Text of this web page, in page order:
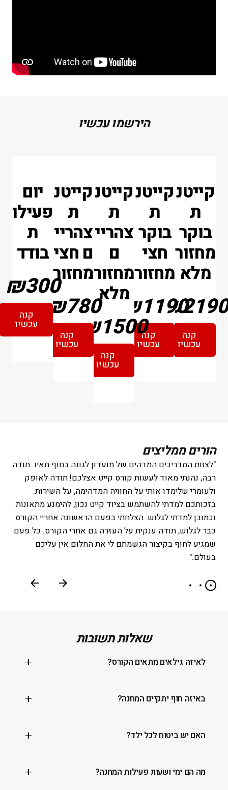
הירשמו עכשיו
קייטנ
ת
בוקר
מחזור
מלא
₪2190
קנה
עכשיו
קייטנ
ת
בוקר
חצי
מחזור
₪1190
קנה
עכשיו
קייטנ
ת
צהריי
ם
מחזור
מלא
₪1500
קנה
עכשיו
קייטנ
ת
צהריי
ם חצי
מחזור
₪780
קנה
עכשיו
יום
פעילו
ת
בודד
₪300
קנה
עכשיו
"לצוות המדריכים המדהים של מועדון לגונה בחוף תאיו. תודה
רבה, נהנתי מאוד לעשות קורס קייט אצלכם! תודה לאופק
ולעומרי שלימדו אותי על החוויה המדהימה, על השירות.
בזכותכם למדתי להשתמש בציוד קייט נכון, להימנע מתאונות
וכמובן למדתי לגלוש. הצלחתי בפעם הראשונה אחריי הקורס
כבר לגלוש, תודה ענקית על העזרה גם אחרי הקורס. כל פעם
שמגיע לחוף בקיצור הגשמתם לי את החלום אין עליכם
בעולם."
הורים ממליצים
שאלות תשובות
לאיזה גילאים מתאים הקורס?
צעירים יותר לשם כך יש לבדוק ספציפית מול המועדון)
באיזה חוף יתקיים המחנה?
האם יש ביטוח לכל ילד?
מה הם ימי ושעות פעילות המחנה?